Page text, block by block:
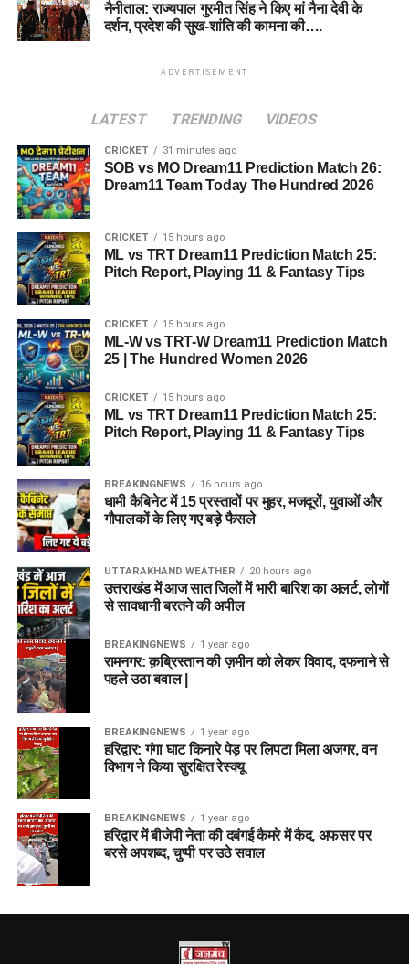
नैनीताल: राज्यपाल गुरमीत सिंह ने किए मां नैना देवी के
दर्शन, प्रदेश की सुख-शांति की कामना की….
ADVERTISEMENT
LATEST TRENDING VIDEOS
CRICKET 31 minutes ago
SOB vs MO Dream11 Prediction Match 26:
Dream11 Team Today The Hundred 2026
CRICKET 15 hours ago
ML vs TRT Dream11 Prediction Match 25:
Pitch Report, Playing 11 & Fantasy Tips
CRICKET 15 hours ago
ML-W vs TRT-W Dream11 Prediction Match
25 | The Hundred Women 2026
CRICKET 15 hours ago
ML vs TRT Dream11 Prediction Match 25:
Pitch Report, Playing 11 & Fantasy Tips
BREAKINGNEWS 16 hours ago
धामी कैबिनेट में 15 प्रस्तावों पर मुहर, मजदूरों, युवाओं और
गौपालकों के लिए गए बड़े फैसले
UTTARAKHAND WEATHER 20 hours ago
उत्तराखंड में आज सात जिलों में भारी बारिश का अलर्ट, लोगों
से सावधानी बरतने की अपील
BREAKINGNEWS 1 year ago
रामनगर: क़ब्रिस्तान की ज़मीन को लेकर विवाद, दफनाने से
पहले उठा बवाल |
BREAKINGNEWS 1 year ago
हरिद्वार: गंगा घाट किनारे पेड़ पर लिपटा मिला अजगर, वन
विभाग ने किया सुरक्षित रेस्क्यू
BREAKINGNEWS 1 year ago
हरिद्वार में बीजेपी नेता की दबंगई कैमरे में कैद, अफसर पर
बरसे अपशब्द, चुप्पी पर उठे सवाल